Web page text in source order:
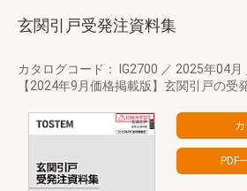
玄関引戸受発注資料集
カタログコード： IG2700 ／ 2025年04月
【2024年9月価格掲載版】玄関引戸の受